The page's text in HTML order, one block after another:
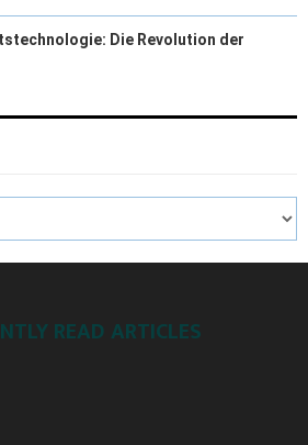
Die Revolution der
READ ARTICLES